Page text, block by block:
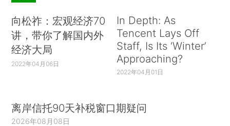
向松祚：宏观经济70
讲，带你了解国内外
经济大局
2022年04月06日
In Depth: As
Tencent Lays Off
Staff, Is Its ‘Winter’
Approaching?
2022年04月01日
离岸信托90天补税窗口期疑问
2026年08月08日